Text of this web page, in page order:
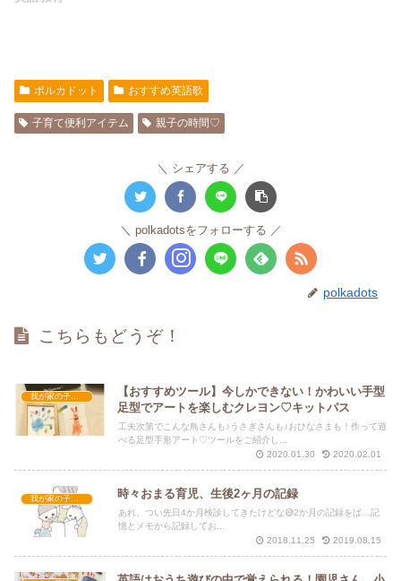
ポルカドット おすすめ英語歌
子育て便利アイテム 親子の時間♡
シェアする
polkadotsをフォローする
polkadots
こちらもどうぞ！
【おすすめツール】今しかできない！かわいい手型
足型でアートを楽しむクレヨン♡キットパス
工夫次第でこんな鳥さんも♪うさぎさんも♪おひなさまも！作って遊
べる足型手形アート♡ツールをご紹介し...
2020.01.30
2020.02.01
時々おまる育児、生後2ヶ月の記録
あれ、つい先日4か月検診してきたけどな😅2か月の記録をば…記
憶とメモから記録してお...
2018.11.25
2019.08.15